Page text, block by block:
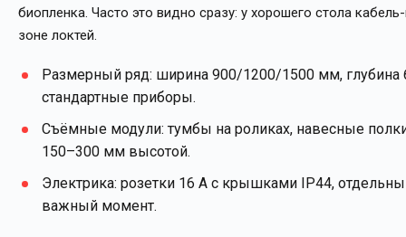
биопленка. Часто это видно сразу: у хорошего стола
зоне локтей.
Размерный ряд: ширина 900/1200/1500 мм, глубина
стандартные приборы.
Съёмные модули: тумбы на роликах, навесные
150–300 мм высотой.
Электрика: розетки 16 А с крышками IP44,
важный момент.